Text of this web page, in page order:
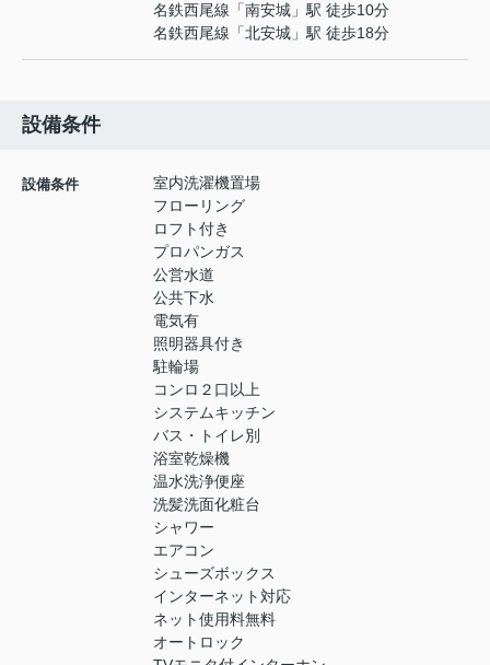
名鉄西尾線 「南安城 」駅 徒歩10分
名鉄西尾線 「北安城 」駅 徒歩18分
設備条件
設備条件
室内洗濯機置場
フローリング
ロフト付き
プロパンガス
公営水道
公共下水
電気有
照明器具付き
駐輪場
コンロ２口以上
システムキッチン
バス・トイレ別
浴室乾燥機
温水洗浄便座
洗髪洗面化粧台
シャワー
エアコン
シューズボックス
インターネット対応
ネット使用料無料
オートロック